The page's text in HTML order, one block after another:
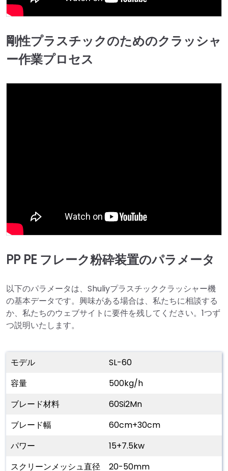
剛性プラスチックのためのクラッシャ
ー作業プロセス
PP PE フレーク粉砕装置のパラメータ
以下のパラメータは、Shuliyプラスチッククラッシャー機
の基本データです。興味がある場合は、私たちに相談する
か、私たちのウェブサイトに要件を残してください。1つず
つ説明いたします。
モデル
SL-60
容量
500kg/h
ブレード材料
60Si2Mn
ブレード幅
60cm+30cm
パワー
15+7.5kw
スクリーンメッシュ直径
20-50mm